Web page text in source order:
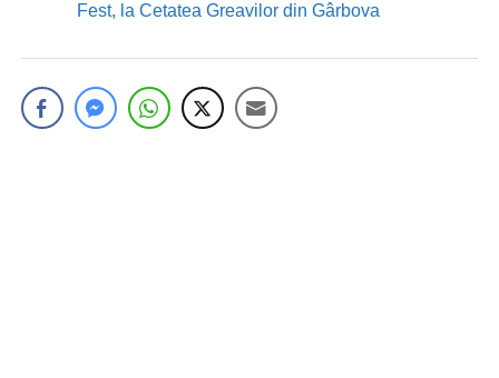
Fest, la Cetatea Greavilor din Gârbova